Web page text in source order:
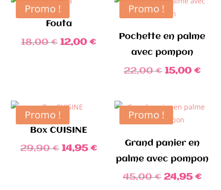
Promo !
Fouta
18,00€ Le
12,00€Le
actuel
Promo !
Pochette en palme
avec pompon
22,00€ Le
était :
22,00 €.
15,00 €Le
est :
Promo !
Box CUISINE
29,90€ Le
14,95€Le
actuel
Promo !
Grand panier en
palme avec pompon
45,00€ Le
24,95 €Le